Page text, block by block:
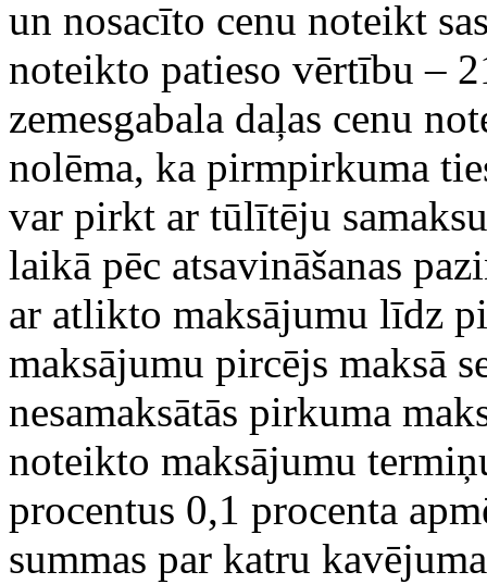
un nosacīto cenu noteikt
noteikto patieso vērtību –
zemesgabala daļas cenu
nolēma, ka pirmpirkuma
var pirkt ar tūlītēju
laikā pēc atsavināšanas
ar atlikto maksājumu līdz
maksājumu pircējs maksā
nesamaksātās pirkuma
noteikto maksājumu
procentus 0,1 procenta
summas par katru